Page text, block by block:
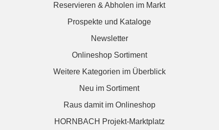
Reservieren & Abholen im Markt
Prospekte und Kataloge
Newsletter
Onlineshop Sortiment
Weitere Kategorien im Überblick
Neu im Sortiment
Raus damit im Onlineshop
HORNBACH Projekt-Marktplatz